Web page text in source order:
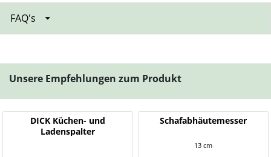
FAQ's
Unsere Empfehlungen zum Produkt
DICK Küchen- und
Ladenspalter
Schafabhäutemesser
13 cm